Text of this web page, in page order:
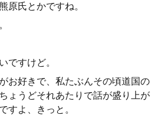
原氏とかですね。
ですけど。
お好きで、私たぶんその頃道国の
ょうどそれあたりで話が盛り上が
すよ、きっと。